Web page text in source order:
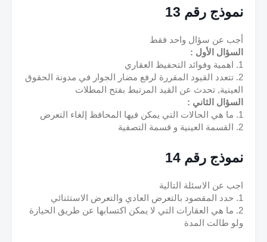
نموذج رقم 13
أجب عن سؤال واحد فقط
السؤال الأول :
1. اهمية وفوائد التحفيظ العقاري
العينية, تحدث عن القيد المرتبط بفتح المطلات
السؤال الثاني :
1. ما هي الحالات التي يمكن فيها المحافظ إلغاء التعرض
2. القسمة العينية و قسمة التصفية
نموذج رقم 14
اجب عن الاسئلة التالية
1. حدد المقصود بالتعرض العادي والتعرض الاستثنائي
ولو طالت المدة